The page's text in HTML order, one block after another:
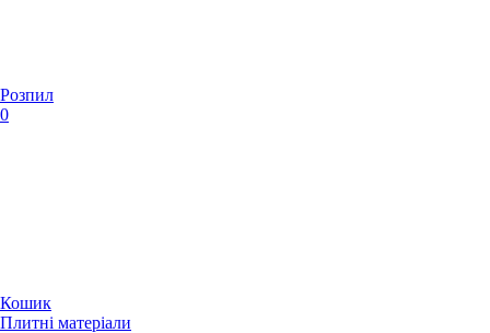
Розпил
0
Кошик
Плитні матеріали